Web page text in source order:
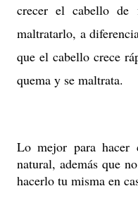
crecer el cabello de
maltratarlo, a
que el cabello crece
quema y se maltrata.
Lo mejor para hacer
natural, además que
hacerlo tu misma en